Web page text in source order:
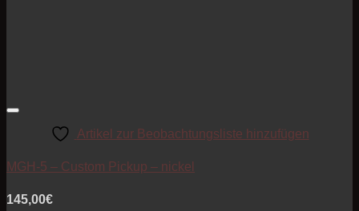
Artikel zur Beobachtungsliste hinzufügen
MGH-5 – Custom Pickup – nickel
145,00€